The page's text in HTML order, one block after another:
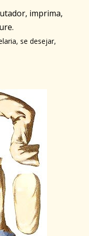
imprima,
se desejar,